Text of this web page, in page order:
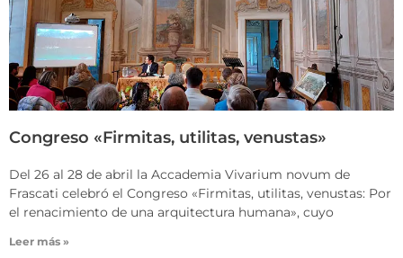
Congreso «Firmitas, utilitas, venustas»
Del 26 al 28 de abril la Accademia Vivarium novum de
Frascati celebró el Congreso «Firmitas, utilitas, venustas: Por
el renacimiento de una arquitectura humana», cuyo
Leer más »